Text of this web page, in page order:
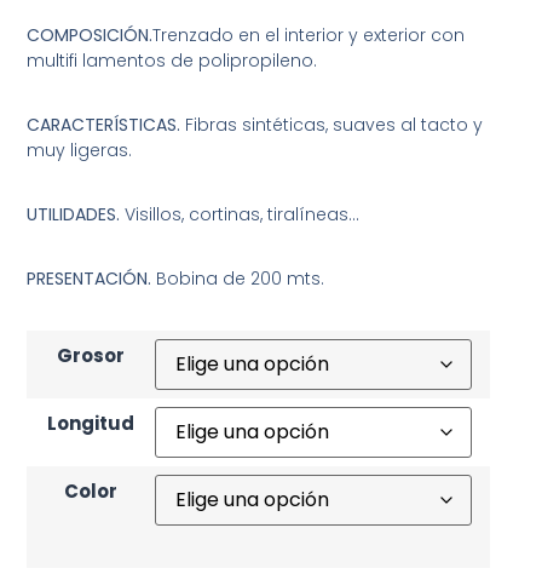
COMPOSICIÓN.Trenzado en el interior y exterior con
multifi lamentos de polipropileno.
CARACTERÍSTICAS. Fibras sintéticas, suaves al tacto y
muy ligeras.
UTILIDADES.Visillos, cortinas, tiralíneas…
PRESENTACIÓN. Bobina de 200 mts.
Grosor
Longitud
Color